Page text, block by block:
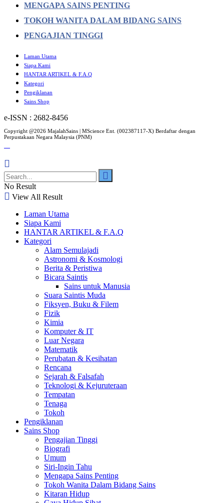
MENGAPA SAINS PENTING
TOKOH WANITA DALAM BIDANG SAINS
PENGAJIAN TINGGI
Laman Utama
Siapa Kami
HANTAR ARTIKEL & F.A.Q
Kategori
Pengiklanan
Sains Shop
e-ISSN : 2682-8456
Copyright @2026 MajalahSains | MScience Ent. (002387117-X) Berdaftar dengan
Perpustakaan Negara Malaysia (PNM)
No Result
View All Result
Laman Utama
Siapa Kami
HANTAR ARTIKEL & F.A.Q
Kategori
Alam Semulajadi
Astronomi & Kosmologi
Berita & Peristiwa
Bicara Saintis
Sains untuk Manusia
Suara Saintis Muda
Fiksyen, Buku & Filem
Fizik
Kimia
Komputer & IT
Luar Negara
Matematik
Perubatan & Kesihatan
Rencana
Sejarah & Falsafah
Teknologi & Kejuruteraan
Tempatan
Tenaga
Tokoh
Pengiklanan
Sains Shop
Pengajian Tinggi
Biografi
Umum
Siri-Ingin Tahu
Mengapa Sains Penting
Tokoh Wanita Dalam Bidang Sains
Kitaran Hidup